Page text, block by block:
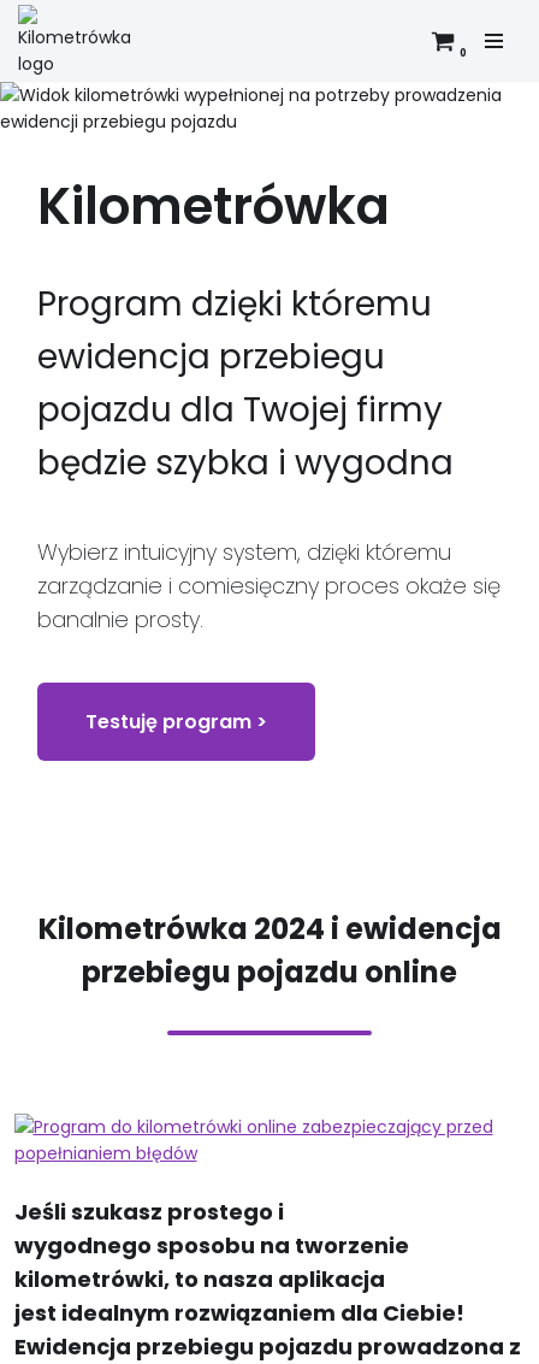
Przejdź
do
treści
0
Kilometrówka
Program dzięki któremu
ewidencja przebiegu
pojazdu dla Twojej firmy
będzie szybka i wygodna
Wybierz intuicyjny system, dzięki któremu
zarządzanie i comiesięczny proces okaże się
banalnie prosty.
Testuję program >
Kilometrówka 2024 i ewidencja
przebiegu pojazdu online
Jeśli szukasz prostego i
wygodnego sposobu na tworzenie
kilometrówki, to nasza aplikacja
jest idealnym rozwiązaniem dla Ciebie!
Ewidencja przebiegu pojazdu prowadzona z